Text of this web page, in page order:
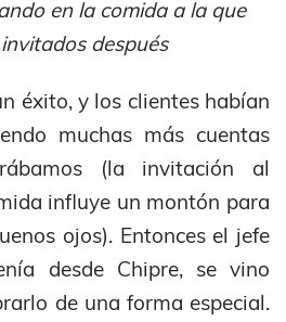
en la comida a la que
después
éxito, y los clientes habían
muchas más cuentas
(la invitación al
influye un montón para
ojos). Entonces el jefe
desde Chipre, se vino
de una forma especial.